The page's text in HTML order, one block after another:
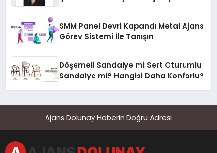
SMM Panel Devri Kapandı Metal Ajans
Görev Sistemi İle Tanışın
Döşemeli Sandalye mi Sert Oturumlu
Sandalye mi? Hangisi Daha Konforlu?
Ajans Dolunay Haberin Doğru Adresi